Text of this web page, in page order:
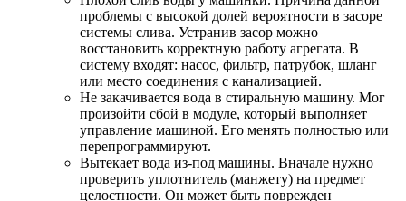
проблемы с высокой долей вероятности в засоре
системы слива. Устранив засор можно
восстановить корректную работу агрегата. В
систему входят: насос, фильтр, патрубок, шланг
или место соединения с канализацией.
Не закачивается вода в стиральную машину. Мог
произойти сбой в модуле, который выполняет
управление машиной. Его менять полностью или
перепрограммируют.
Вытекает вода из-под машины. Вначале нужно
проверить уплотнитель (манжету) на предмет
целостности. Он может быть поврежден